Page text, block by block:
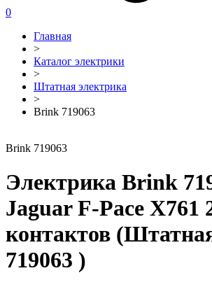
0
Главная
>
Каталог электрики
>
Штатная электрика
>
Brink 719063
Brink 719063
Электрика Brink
Jaguar F-Pace X761
контактов
719063 )